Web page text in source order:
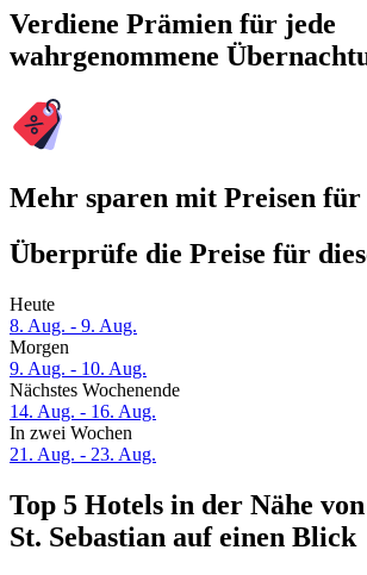
Verdiene Prämien für jede
wahrgenommene
Mehr sparen mit Preisen
Überprüfe die Preise für
Heute
8. Aug. - 9. Aug.
Morgen
9. Aug. - 10. Aug.
Nächstes Wochenende
14. Aug. - 16. Aug.
In zwei Wochen
21. Aug. - 23. Aug.
Top 5 Hotels in der Nähe
St. Sebastian auf einen Blick